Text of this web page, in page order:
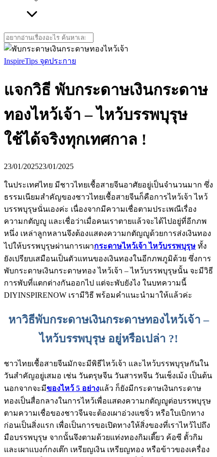
Search
for:
InspireTips จุดประกาย
แจกวิธี พับกระดาษเงินกระดาษ
ทองไหว้เจ้า – ไหว้บรรพบุรุษ
ใช้ได้จริงทุกเทศกาล !
23/01/202523/01/2025
ในประเทศไทย มีชาวไทยเชื้อสายจีนอาศัยอยู่เป็นจำนวนมาก ซึ่ง
ธรรมเนียมสำคัญของชาวไทยเชื้อสายจีนก็คือการไหว้เจ้า ไหว้
บรรพบุรุษนั่นเองค่ะ เนื่องจากมีความเชื่อตามประเพณีเรื่อง
ความกตัญญู และเชื่อว่าเมื่อคนเราตายแล้วจะได้ไปอยู่ที่อีกภพ
หนึ่ง เหล่าลูกหลานจึงต้องแสดงความกตัญญูด้วยการส่งเงินทอง
ไปให้บรรพบุรุษผ่านการเผากระดาษไหว้เจ้า ไหว้บรรพบุรุษ ทั้ง
ยังเปรียบเสมือนเป็นตัวแทนของเงินทองในอีกภพภูมิด้วย ซึ่งการ
พับกระดาษเงินกระดาษทอง ไหว้เจ้า – ไหว้บรรพบุรุษนั้น จะมีวิธี
การพับที่แตกต่างกันออกไป แต่จะพับยังไง ในบทความนี้
DIYINSPIRENOW เรามีวิธี พร้อมคำแนะนำมาให้แล้วค่ะ
หาวิธีพับกระดาษเงินกระดาษทองไหว้เจ้า –
ไหว้บรรพบุรุษ อยู่หรือเปล่า ?!
ชาวไทยเชื้อสายจีนมักจะมีพิธีไหว้เจ้า และไหว้บรรพบุรุษกันใน
วันสำคัญอยู่เสมอ เช่น วันตรุษจีน วันสารทจีน วันเช็งเม้ง เป็นต้น
นอกจากจะมีของไหว้ 5 อย่างแล้ว ก็ยังมีกระดาษเงินกระดาษ
ทองเป็นสื่อกลางในการไหว้เพื่อแสดงความกตัญญูต่อบรรพบุรุษ
ตามความเชื่อของชาวจีนจะต้องเผาอ่วงแซจิ่ว หรือใบเบิกทาง
ก่อนเป็นสิ่งแรก เพื่อเป็นการขอเปิดทางให้สิ่งของที่เราไหว้ไปถึง
มือบรรพบุรุษ จากนั้นจึงตามด้วยแท่งทองกิมเตี๊ยว ค้อซี ตั้วกิม
และเผาแบงก์กงเต๊ก เหรียญเงิน เหรียญทอง หรือข้าวของเครื่อง